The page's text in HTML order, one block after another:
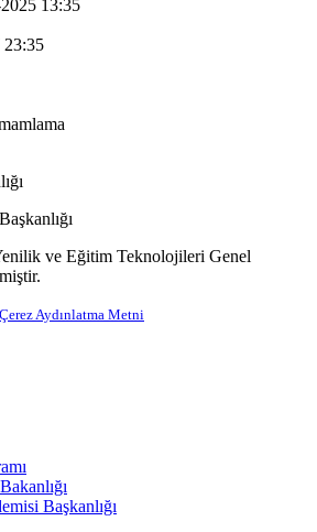
13:35
23:35
ve Eğitim Teknolojileri Genel
Çerez Aydınlatma Metni
Başkanlığı